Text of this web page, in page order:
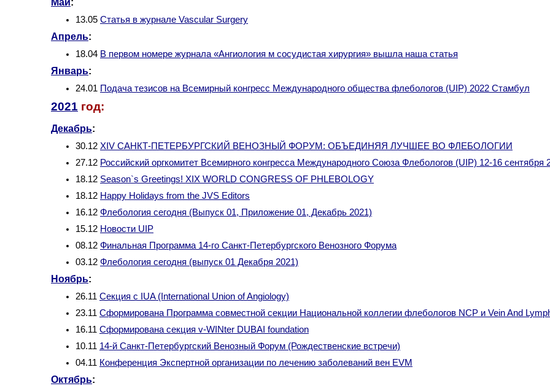
Май:
13.05 Статья в журнале Vascular Surgery
Апрель:
18.04 В первом номере журнала «Ангиология м сосудистая хирургия» вышла наша статья
Январь:
24.01 Подача тезисов на Всемирный конгресс Международного общества флебологов (UIP) 2022 Стамбул
2021 год:
Декабрь:
30.12 XIV САНКТ-ПЕТЕРБУРГСКИЙ ВЕНОЗНЫЙ ФОРУМ: ОБЪЕДИНЯЯ ЛУЧШЕЕ ВО ФЛЕБОЛОГИИ
27.12 Российский оргкомитет Всемирного конгресса Международного Союза Флебологов (UIP) 12-16 сентября
18.12 Season`s Greetings! XIX WORLD CONGRESS OF PHLEBOLOGY
18.12 Happy Holidays from the JVS Editors
16.12 Флебология сегодня (Выпуск 01, Приложение 01, Декабрь 2021)
15.12 Новости UIP
08.12 Финальная Программа 14-го Санкт-Петербургского Венозного Форума
03.12 Флебология сегодня (выпуск 01 Декабря 2021)
Ноябрь:
26.11 Секция с IUA (International Union of Angiology)
23.11 Сформирована Программа совместной секции Национальной коллегии флебологов NCP и Vein And
16.11 Сформирована секция v-WINter DUBAI foundation
10.11 14-й Санкт-Петербургский Венозный Форум (Рождественские встречи)
04.11 Конференция Экспертной организации по лечению заболеваний вен EVM
Октябрь: